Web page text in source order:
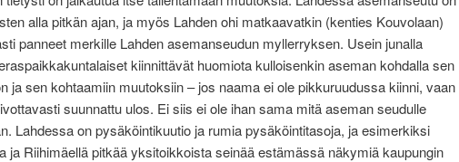
alla pitkän ajan, ja myös Lahden ohi matkaavatkin (kenties Kouvolaan)
panneet merkille Lahden asemanseudun myllerryksen. Usein junalla
kiinnittävät huomiota kulloisenkin aseman kohdalla sen
ja sen kohtaamiin muutoksiin – jos naama ei ole pikkuruudussa kiinni, vaan
suunnattu ulos. Ei siis ei ole ihan sama mitä aseman seudulle
Lahdessa on pysäköintikuutio ja rumia pysäköintitasoja, ja esimerkiksi
ja Riihimäellä pitkää yksitoikkoista seinää estämässä näkymiä kaupungin